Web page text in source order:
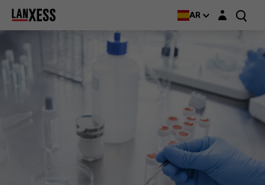
AR Login layer